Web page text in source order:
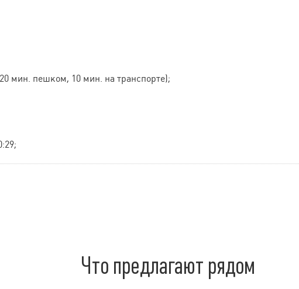
мин. пешком, 10 мин. на транспорте);
Что предлагают рядом